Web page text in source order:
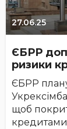
27.06.25
ЄБРР
ризики
ЄБРР
щоб
кредитами